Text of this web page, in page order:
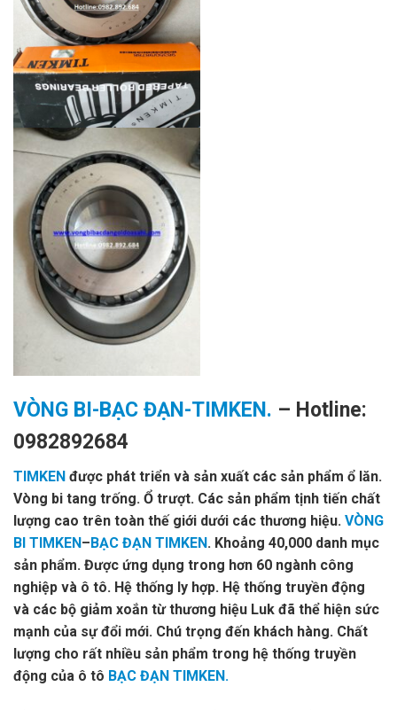
VÒNG BI-BẠC ĐẠN-TIMKEN. – Hotline:
0982892684
TIMKEN được phát triển và sản xuất các sản phẩm ổ lăn.
Vòng bi tang trống. Ổ trượt. Các sản phẩm tịnh tiến chất
lượng cao trên toàn thế giới dưới các thương hiệu. VÒNG
BI TIMKEN–BẠC ĐẠN TIMKEN. Khoảng 40,000 danh mục
sản phẩm. Được ứng dụng trong hơn 60 ngành công
nghiệp và ô tô. Hệ thống ly hợp. Hệ thống truyền động
và các bộ giảm xoắn từ thương hiệu Luk đã thể hiện sức
mạnh của sự đổi mới. Chú trọng đến khách hàng. Chất
lượng cho rất nhiều sản phẩm trong hệ thống truyền
động của ô tô BẠC ĐẠN TIMKEN.